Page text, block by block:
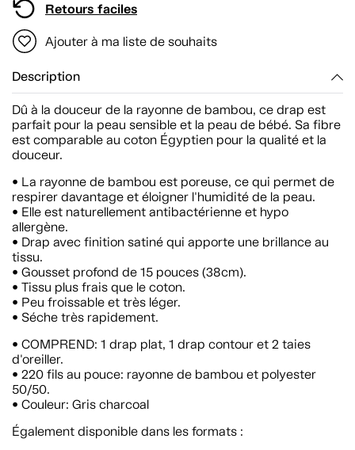
Retours faciles
Ajouter à ma liste de souhaits
Description
Dû à la douceur de la rayonne de bambou, ce drap est
parfait pour la peau sensible et la peau de bébé. Sa fibre
est comparable au coton Égyptien pour la qualité et la
douceur.
• La rayonne de bambou est poreuse, ce qui permet de
respirer davantage et éloigner l'humidité de la peau.
• Elle est naturellement antibactérienne et hypo
allergène.
• Drap avec finition satiné qui apporte une brillance au
tissu.
• Gousset profond de 15 pouces (38cm).
• Tissu plus frais que le coton.
• Peu froissable et très léger.
• Séche très rapidement.
• COMPREND: 1 drap plat, 1 drap contour et 2 taies
d'oreiller.
• 220 fils au pouce: rayonne de bambou et polyester
50/50.
• Couleur: Gris charcoal
Également disponible dans les formats :